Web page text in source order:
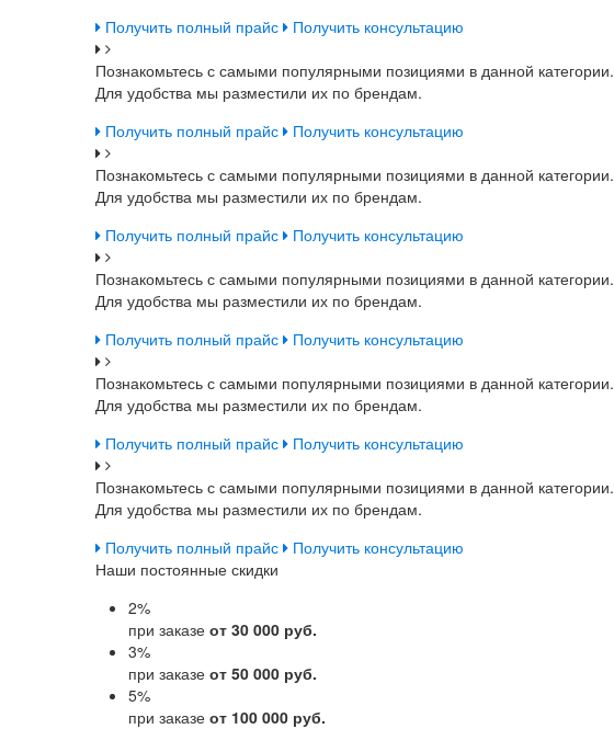
Получить полный прайс
Получить консультацию
Познакомьтесь с самыми популярными позициями в данной категории.
Для удобства мы разместили их по брендам.
Получить полный прайс
Получить консультацию
Познакомьтесь с самыми популярными позициями в данной категории.
Для удобства мы разместили их по брендам.
Получить полный прайс
Получить консультацию
Познакомьтесь с самыми популярными позициями в данной категории.
Для удобства мы разместили их по брендам.
Получить полный прайс
Получить консультацию
Познакомьтесь с самыми популярными позициями в данной категории.
Для удобства мы разместили их по брендам.
Получить полный прайс
Получить консультацию
Познакомьтесь с самыми популярными позициями в данной категории.
Для удобства мы разместили их по брендам.
Получить полный прайс
Получить консультацию
Наши постоянные скидки
2%
при заказе от 30 000 руб.
3%
при заказе от 50 000 руб.
5%
при заказе от 100 000 руб.